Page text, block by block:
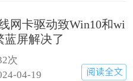
网卡驱动致Win10和wi
蓝屏解决了
次
04-19